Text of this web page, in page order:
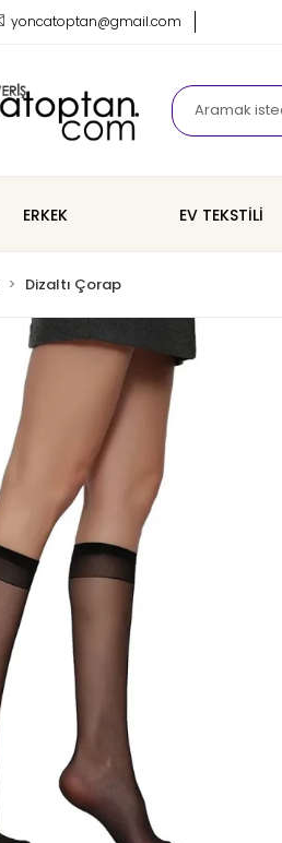
yoncatoptan@gmail.com
ERKEK EV TEKSTİLİ
Dizaltı Çorap